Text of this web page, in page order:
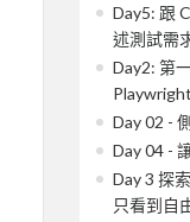
Day5: 跟
述測試需
Day2: 第
Day 02 -
Day 04 -
Day 3 探
只看到自